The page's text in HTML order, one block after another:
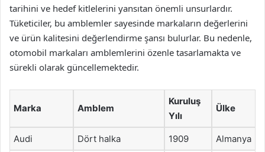
tarihini ve hedef kitlelerini yansıtan önemli unsurlardır.
Tüketiciler, bu amblemler sayesinde markaların değerlerini
ve ürün kalitesini değerlendirme şansı bulurlar. Bu nedenle,
otomobil markaları amblemlerini özenle tasarlamakta ve
sürekli olarak güncellemektedir.
Marka Amblem
Kuruluş
Yılı
Ülke
Audi Dört halka 1909 Almanya